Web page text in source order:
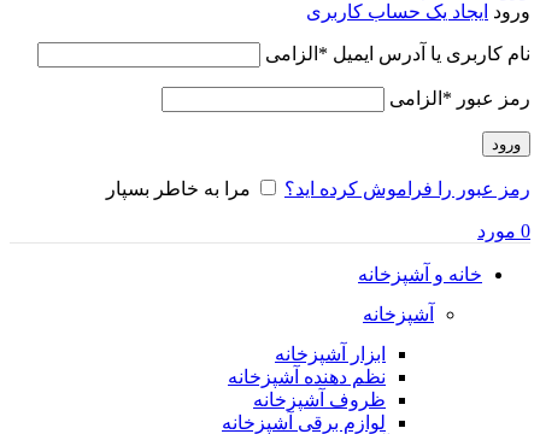
ورود ایجاد یک حساب کاربری
نام کاربری یا آدرس ایمیل * الزامی
رمز عبور * الزامی
ورود
رمز عبور را فراموش کرده اید؟ مرا به خاطر بسپار
0 مورد
خانه و آشپزخانه
آشپزخانه
ابزار آشپزخانه
نظم دهنده آشپزخانه
ظروف آشپزخانه
لوازم برقی آشپزخانه